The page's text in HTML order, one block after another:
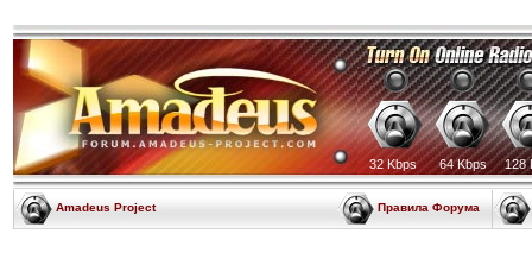
32 Kbps 64 Kbps 128
Amadeus Project Правила Форума